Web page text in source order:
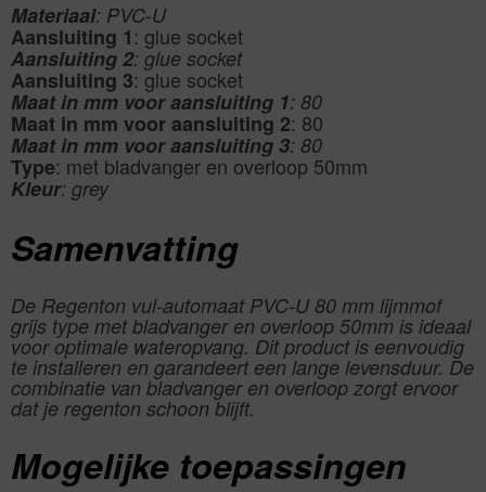
Materiaal: PVC-U
Aansluiting 1: glue socket
Aansluiting 2: glue socket
Aansluiting 3: glue socket
Maat in mm voor aansluiting 1: 80
Maat in mm voor aansluiting 2: 80
Maat in mm voor aansluiting 3: 80
Type: met bladvanger en overloop 50mm
Kleur: grey
Samenvatting
De Regenton vul-automaat PVC-U 80 mm lijmmof
grijs type met bladvanger en overloop 50mm is ideaal
voor optimale wateropvang. Dit product is eenvoudig
te installeren en garandeert een lange levensduur. De
combinatie van bladvanger en overloop zorgt ervoor
dat je regenton schoon blijft.
Mogelijke toepassingen